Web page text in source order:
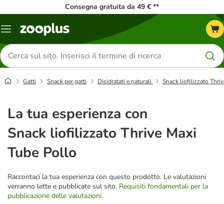
Consegna gratuita da 49 € **
Overview
Cerca
prodotti
Gatti Snack per gatti Disidratati e naturali Snack liofilizzato
La tua esperienza con
Snack liofilizzato Thrive Maxi
Tube Pollo
Raccontaci la tua esperienza con questo prodotto. Le valutazioni
verranno lette e pubblicate sul sito. Requisiti fondamentali per la
pubblicazione delle valutazioni.